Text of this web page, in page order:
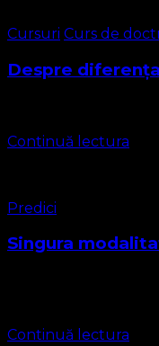
Cursuri Curs de
Despre
Continuă lectura
Predici
Singura
Continuă lectura